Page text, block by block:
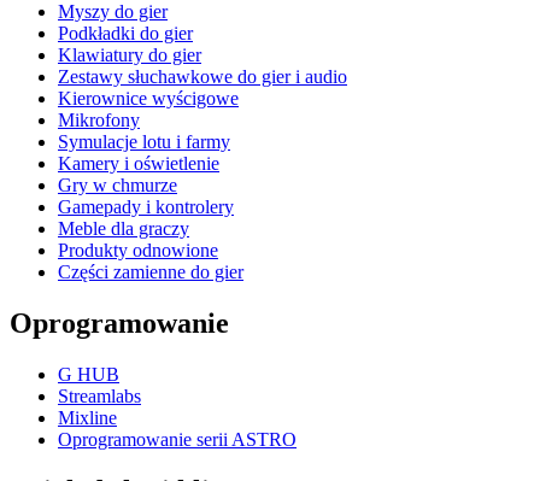
Myszy do gier
Podkładki do gier
Klawiatury do gier
Zestawy słuchawkowe do gier i audio
Kierownice wyścigowe
Mikrofony
Symulacje lotu i farmy
Kamery i oświetlenie
Gry w chmurze
Gamepady i kontrolery
Meble dla graczy
Produkty odnowione
Części zamienne do gier
Oprogramowanie
G HUB
Streamlabs
Mixline
Oprogramowanie serii ASTRO